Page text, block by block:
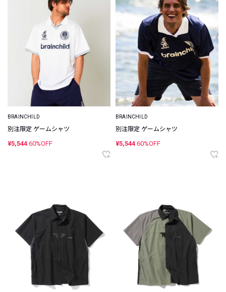
BRAINCHILD
別注限定 ゲームシャツ
¥5,544 60%OFF
BRAINCHILD
別注限定 ゲームシャツ
¥5,544 60%OFF